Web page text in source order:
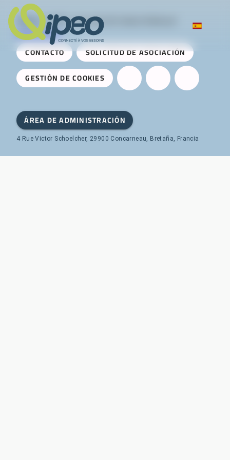
Qipeo © 2025 -Una solución desarrollada por
AireServices
CONTACTO
SOLICITUD DE ASOCIACIÓN
GESTIÓN DE COOKIES
ÁREA DE ADMINISTRACIÓN
4 Rue Victor Schoelcher, 29900 Concarneau, Bretaña, Francia